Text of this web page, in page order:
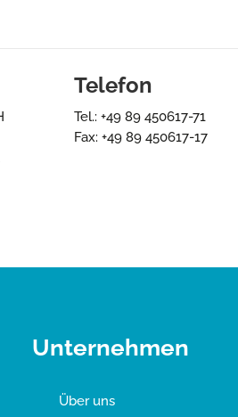
Telefon
Tel.: +49 89 450617-71
Fax: +49 89 450617-17
Unternehmen
Über uns